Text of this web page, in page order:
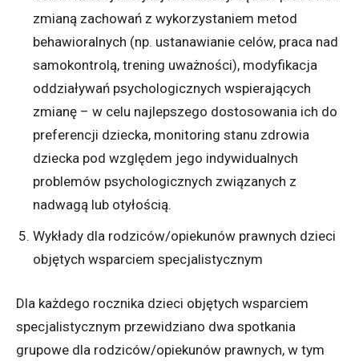
zmianą zachowań z wykorzystaniem metod
behawioralnych (np. ustanawianie celów, praca nad
samokontrolą, trening uważności), modyfikacja
oddziaływań psychologicznych wspierających
zmianę – w celu najlepszego dostosowania ich do
preferencji dziecka, monitoring stanu zdrowia
dziecka pod względem jego indywidualnych
problemów psychologicznych związanych z
nadwagą lub otyłością.
Wykłady dla rodziców/opiekunów prawnych dzieci
objętych wsparciem specjalistycznym
Dla każdego rocznika dzieci objętych wsparciem
specjalistycznym przewidziano dwa spotkania
grupowe dla rodziców/opiekunów prawnych, w tym